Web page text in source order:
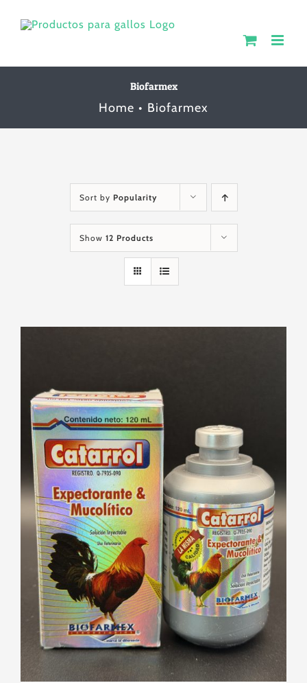
Biofarmex
Home Biofarmex
Sort by Popularity
Show 12 Products